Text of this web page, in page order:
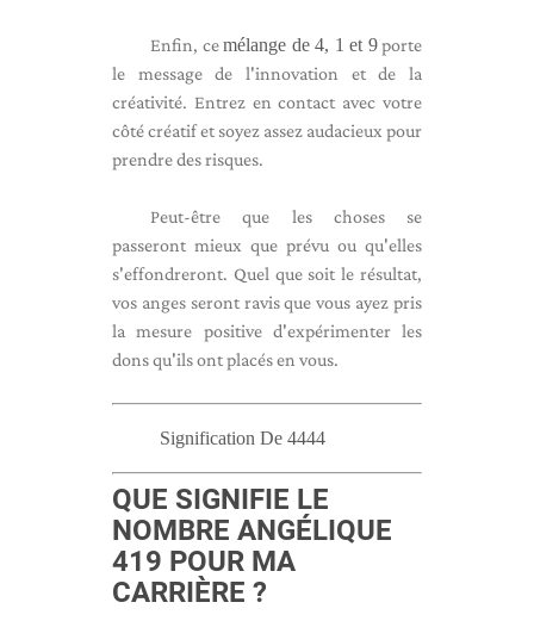
Enfin, cemélange de 4, 1 et 9porte
le message de l'innovation et de la
créativité. Entrez en contact avec votre
côté créatif et soyez assez audacieux pour
prendre des risques.
Peut-être que les choses se
passeront mieux que prévu ou qu'elles
s'effondreront. Quel que soit le résultat,
vos anges seront ravis que vous ayez pris
la mesure positive d'expérimenter les
dons qu'ils ont placés en vous.
Signification De 4444
QUE SIGNIFIE LE
NOMBRE ANGÉLIQUE
419 POUR MA
CARRIÈRE ?